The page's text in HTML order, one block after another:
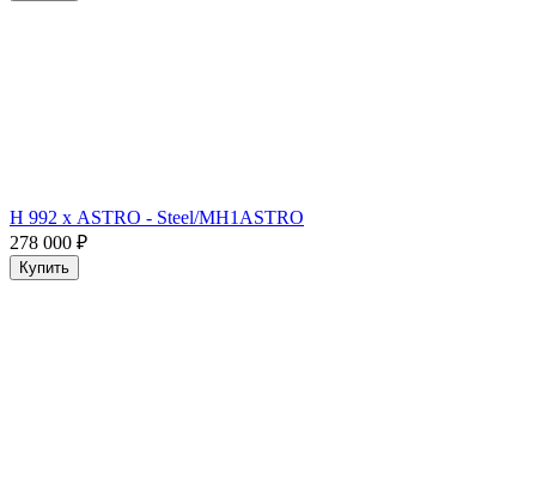
H 992 х ASTRO - Steel/MH1ASTRO
278 000 ₽
Купить